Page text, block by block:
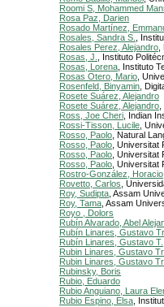
Roomi S, Mohammed
Rosa Paz, Darien
Rosado Martínez,
Rosales, Sandra S.
,
Rosales Perez, Alejandro
Rosas, J.
, Instituto
Rosas, Lorena , Instituto
Rosas Otero, Mario ,
Rosenfeld, Binyamin ,
Rosete Suárez, Alejandro
Rosete Suárez, Alejandro
Ross, Joe Cheri , Indian
Rossi-Tisson, Lucile ,
Rosso, Paolo , Natural
Rosso, Paolo , Universitat
Rosso, Paolo , Universitat
Rosso, Paolo ,
Rostro-González, Horacio
Rovetto, Carlos ,
Roy, Sudipta , Assam
Roy, Tama , Assam
Royo , Dolors
Rubín Alvarado, Abel
Rubín Linares, Gustavo
Rubín Linares, Gustavo T.
Rubin Linares, Gustavo
Rubin Linares, Gustavo
Rubinsky, Boris
Rubio, Eduardo
Rubio Anguiano, Laura
Rubio Espino, Elsa ,